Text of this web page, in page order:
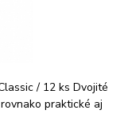
/ 12 ks Dvojité
praktické aj